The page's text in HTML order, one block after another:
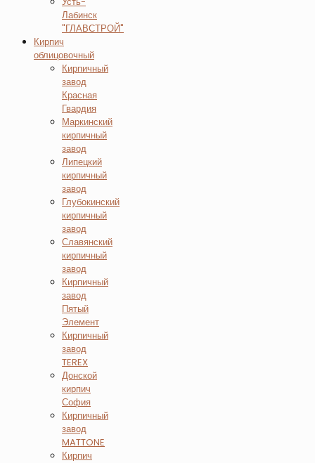
Лабинск
"ГЛАВСТРОЙ"
Кирпич
облицовочный
Кирпичный
завод
Красная
Гвардия
Маркинский
кирпичный
завод
Липецкий
кирпичный
завод
Глубокинский
кирпичный
завод
Славянский
кирпичный
завод
Кирпичный
завод
Пятый
Элемент
Кирпичный
завод
TEREX
Донской
кирпич
София
Кирпичный
завод
MATTONE
Кирпич